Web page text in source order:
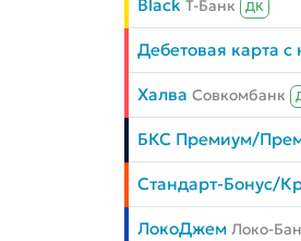
Black Т-Банк ДК
Дебетовая карта
Халва Совкомбанк
БКС Премиум/
Стандарт-Бонус/
ЛокоДжем Локо-